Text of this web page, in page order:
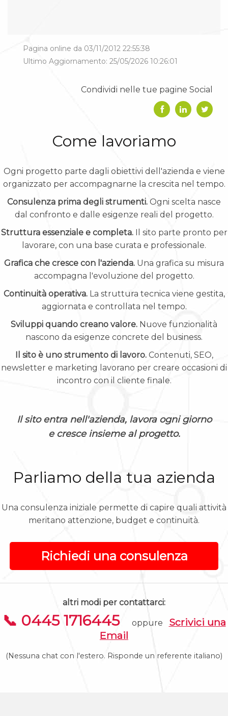
Pagina online da 03/11/2012 22:55:38
Ultimo Aggiornamento: 25/05/2026 10:26:01
Condividi nelle tue pagine Social
Come lavoriamo
Ogni progetto parte dagli obiettivi dell'azienda e viene
organizzato per accompagnarne la crescita nel tempo.
Consulenza prima degli strumenti. Ogni scelta nasce
dal confronto e dalle esigenze reali del progetto.
Struttura essenziale e completa.Il sito parte pronto per
lavorare, con una base curata e professionale.
Grafica che cresce con l'azienda. Una grafica su misura
accompagna l'evoluzione del progetto.
Continuità operativa.La struttura tecnica viene gestita,
aggiornata e controllata nel tempo.
Sviluppi quando creano valore. Nuove funzionalità
nascono da esigenze concrete del business.
Il sito è uno strumento di lavoro.Contenuti, SEO,
newsletter e marketing lavorano per creare occasioni di
incontro con il cliente finale.
Il sito entra nell'azienda, lavora ogni giorno
e cresce insieme al progetto.
Parliamo della tua azienda
Una consulenza iniziale permette di capire quali attività
meritano attenzione, budget e continuità.
Richiedi una consulenza
altri modi per contattarci:
📞 0445 1716445 oppure Scrivici una
Email
(Nessuna chat con l'estero. Risponde un referente italiano)